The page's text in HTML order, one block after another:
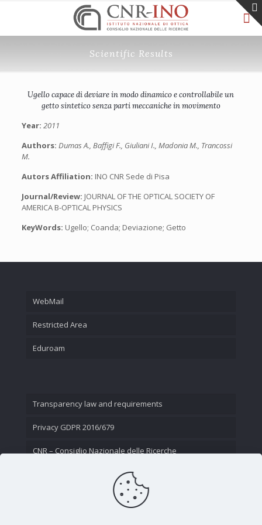
Scientific Results
Ugello capace di deviare in modo dinamico e controllabile un
getto sintetico senza parti meccaniche in movimento
Year: 2011
Authors: Dumas A., Baffigi F., Giuliani I., Madonia M., Trancossi
M.
Autors Affiliation: INO CNR Sede di Pisa
Journal/Review: JOURNAL OF THE OPTICAL SOCIETY OF
AMERICA B-OPTICAL PHYSICS
KeyWords: Ugello; Coanda; Deviazione; Getto
WebMail
Restricted Area
Eduroam
Transparency law and requirements
Privacy GDPR 2016/679
CNR – Consiglio Nazionale delle Ricerche